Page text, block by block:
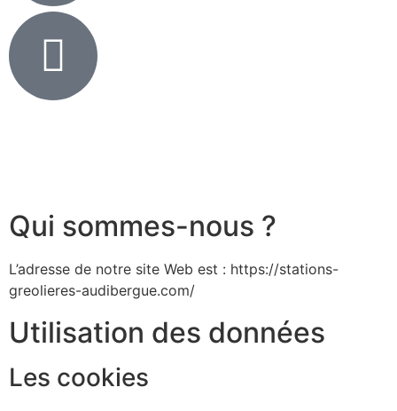
Qui sommes-nous ?
L’adresse de notre site Web est : https://stations-
greolieres-audibergue.com/
Utilisation des données
Les cookies